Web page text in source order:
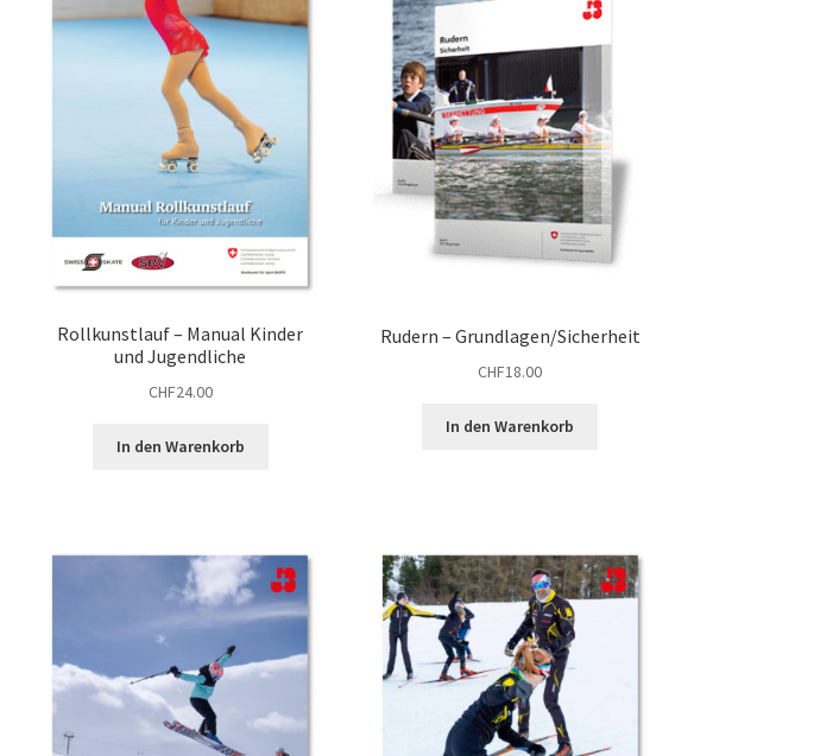
Rollkunstlauf – Manual Kinder
und Jugendliche
CHF24.00
In den Warenkorb
Rudern – Grundlagen/Sicherheit
CHF18.00
In den Warenkorb